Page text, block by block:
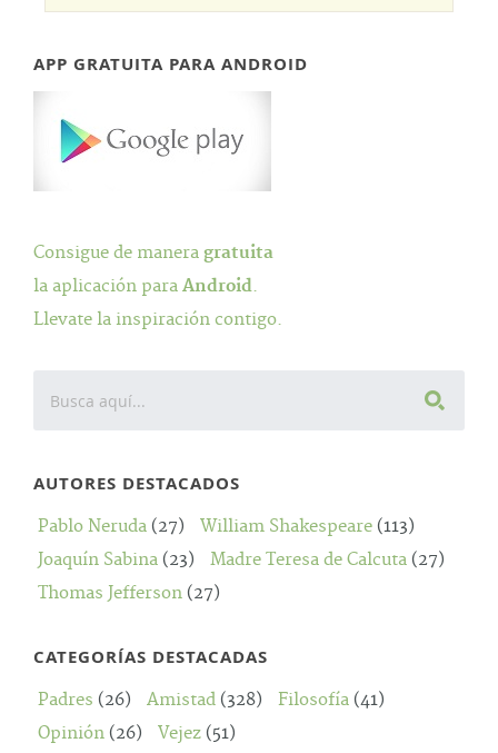
APP GRATUITA PARA ANDROID
Consigue de manera gratuita
la aplicación para Android.
Llevate la inspiración contigo.
AUTORES DESTACADOS
Pablo Neruda (27) William Shakespeare (113)
Joaquín Sabina (23) Madre Teresa de Calcuta (27)
Thomas Jefferson (27)
CATEGORÍAS DESTACADAS
Padres (26) Amistad (328) Filosofía (41)
Opinión (26) Vejez (51)